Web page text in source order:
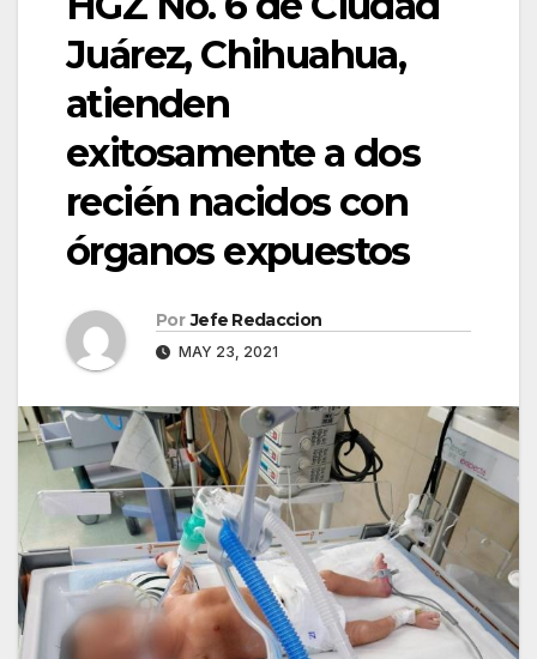
Juárez, Chihuahua,
atienden
exitosamente a dos
recién nacidos con
órganos expuestos
Por Jefe Redaccion
MAY 23, 2021